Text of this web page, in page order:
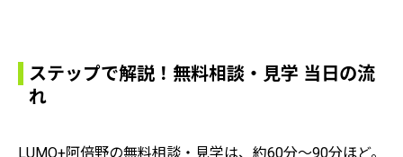
ステップで解説！無料相談・見学 当日の流
れ
LUMO+阿倍野の無料相談・見学は、約60分〜90分ほど。